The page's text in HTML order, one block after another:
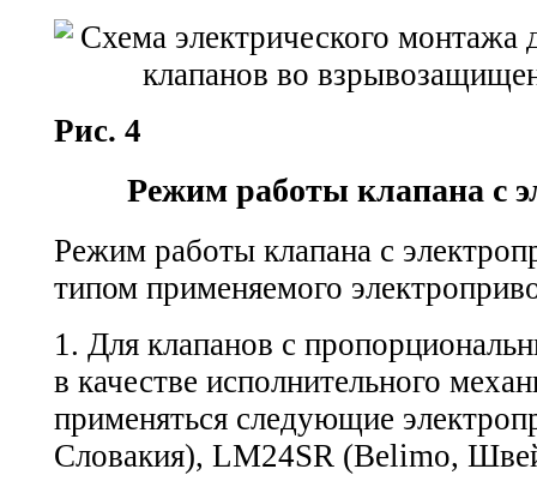
Рис. 4
Режим работы клапана с
Режим работы клапана с
типом применяемого
1. Для клапанов с
в качестве исполнительного
применяться следующие
Словакия), LM24SR (Belimo,